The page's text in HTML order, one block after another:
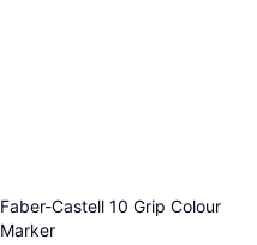
Faber-Castell 10 Grip Colour
Marker